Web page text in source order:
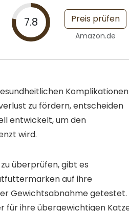
7.8 Preis prüfen
Amazon.de
Komplikationen
zu fördern, entscheiden
entwickelt, um den
wird.
überprüfen, gibt es
auf ihre
Gewichtsabnahme getestet.
für ihre übergewichtigen